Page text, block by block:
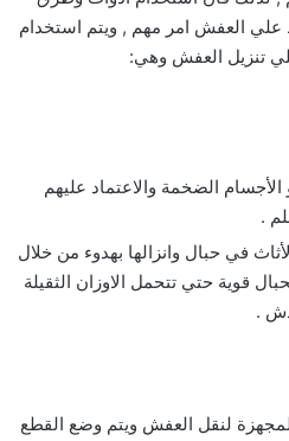
العفش امر مهم , ويتم استخدام
تنزيل العفش وهي:
الضخمة والاعتماد عليهم
.
في حبال وانزالها بهدوء من خلال
قوية حتي تتحمل الاوزان الثقيلة
.
لنقل العفش ويتم وضع القطع